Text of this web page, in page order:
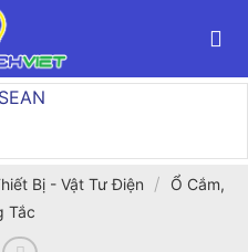
Bị - Vật Tư Điện /
Ổ Cắm,
Tắc